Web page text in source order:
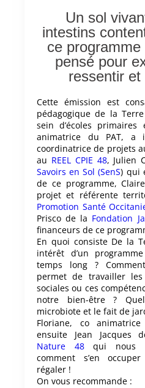
Un sol
intestins
ce
pensé pour
ressentir et
Cette émission est
pédagogique de la
sein d’écoles primaires
animatrice du PAT, a
coordinatrice de projets
au REEL CPIE 48, Julien
Savoirs en Sol (SenS) qui
de ce programme,
projet et référente
Promotion Santé
Prisco de la Fondation
financeurs de ce
En quoi consiste De la
intérêt d’un
temps long ?
permet de travailler les
sociales ou ces
notre bien-être ?
microbiote et le fait de
Floriane, co
ensuite Jean Jacques
Nature 48qui nous
comment s’en
régaler !
On vous recommande :